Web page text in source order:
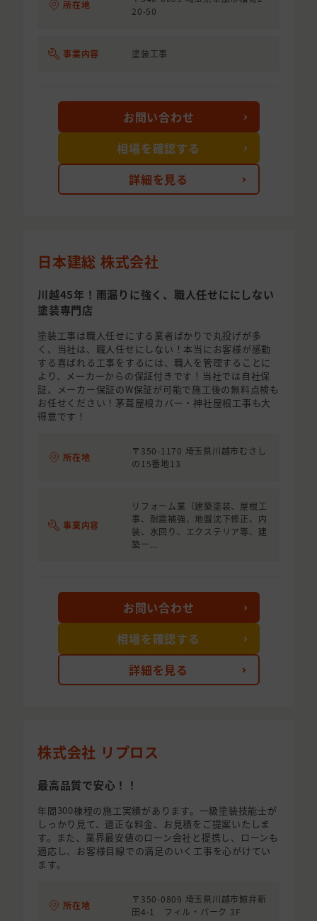
所在地
20-50
事業内容 塗装工事
詳細を見る
お問い合わせ
相場を確認する
日本建総 株式会社
川越45年！雨漏りに強く、職人任せににしない
塗装専門店
塗装工事は職人任せにする業者ばかりで丸投げが多
く、当社は、職人任せにしない！本当にお客様が感動
する喜ばれる工事をするには、職人を管理することに
より、メーカーからの保証付きです！当社では自社保
証、メーカー保証のW保証が可能で施工後の無料点検も
お任せください！茅葺屋根カバー・神社屋根工事も大
得意です！
所在地
〒350-1170 埼玉県川越市むさし
の15番地13
事業内容
リフォーム業（建築塗装、屋根工
事、耐震補強、地盤沈下修正、内
装、水回り、エクステリア等、建
築一...
詳細を見る
お問い合わせ
相場を確認する
株式会社 リプロス
最高品質で安心！！
年間300棟程の施工実績があります。一級塗装技能士が
しっかり見て、適正な料金、お見積をご提案いたしま
す。また、業界最安値のローン会社と提携し、ローンも
適応し、お客様目線での満足のいく工事を心がけてい
ます。
所在地
〒350-0809 埼玉県川越市鯨井新
田4-1 フィル・パーク 3F